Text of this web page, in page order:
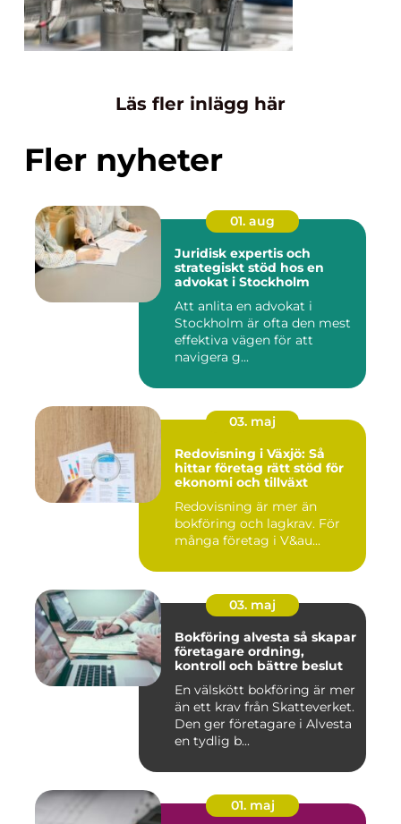
Läs fler inlägg här
Fler nyheter
01. aug
Juridisk expertis och
strategiskt stöd hos en
advokat i Stockholm
Att anlita en advokat i
Stockholm är ofta den mest
effektiva vägen för att
navigera g...
03. maj
Redovisning i Växjö: Så
hittar företag rätt stöd för
ekonomi och tillväxt
Redovisning är mer än
bokföring och lagkrav. För
många företag i V&au...
03. maj
Bokföring alvesta så skapar
företagare ordning,
kontroll och bättre beslut
En välskött bokföring är mer
än ett krav från Skatteverket.
Den ger företagare i Alvesta
en tydlig b...
01. maj